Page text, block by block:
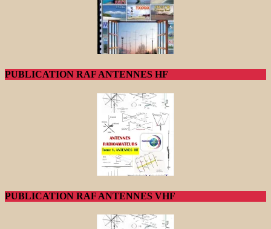
PUBLICATION RAF ANTENNES HF
PUBLICATION RAF ANTENNES VHF